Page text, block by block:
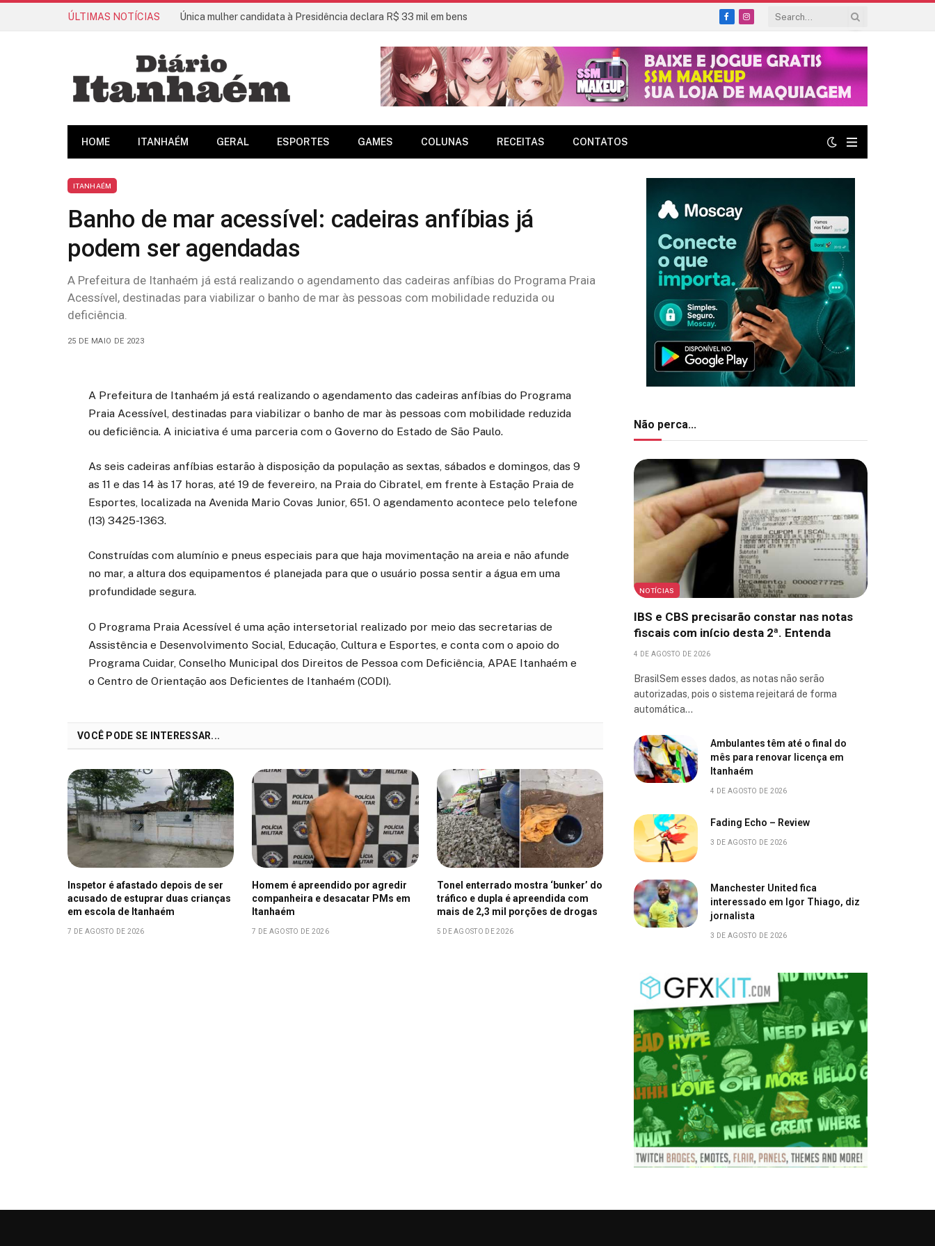
ÚLTIMAS NOTÍCIAS Única mulher candidata à Presidência declara R$ 33 mil em bens
FacebookInstagram
HOME ITANHAÉM GERAL ESPORTES GAMES COLUNAS RECEITAS CONTATOS
ITANHAÉM
Banho de mar acessível: cadeiras anfíbias já
podem ser agendadas
A Prefeitura de Itanhaém já está realizando o agendamento das cadeiras anfíbias do Programa Praia
Acessível, destinadas para viabilizar o banho de mar às pessoas com mobilidade reduzida ou
deficiência.
25 DE MAIO DE 2023
A Prefeitura de Itanhaém já está realizando o agendamento das cadeiras anfíbias do Programa
Praia Acessível, destinadas para viabilizar o banho de mar às pessoas com mobilidade reduzida
ou deficiência. A iniciativa é uma parceria com o Governo do Estado de São Paulo.
As seis cadeiras anfíbias estarão à disposição da população as sextas, sábados e domingos, das 9
as 11 e das 14 às 17 horas, até 19 de fevereiro, na Praia do Cibratel, em frente à Estação Praia de
Esportes, localizada na Avenida Mario Covas Junior, 651. O agendamento acontece pelo telefone
(13) 3425-1363.
Construídas com alumínio e pneus especiais para que haja movimentação na areia e não afunde
no mar, a altura dos equipamentos é planejada para que o usuário possa sentir a água em uma
profundidade segura.
O Programa Praia Acessível é uma ação intersetorial realizado por meio das secretarias de
Assistência e Desenvolvimento Social, Educação, Cultura e Esportes, e conta com o apoio do
Programa Cuidar, Conselho Municipal dos Direitos de Pessoa com Deficiência, APAE Itanhaém e
o Centro de Orientação aos Deficientes de Itanhaém (CODI).
VOCÊ PODE SE INTERESSAR...
Inspetor é afastado depois de ser
acusado de estuprar duas crianças
em escola de Itanhaém
7 DE AGOSTO DE 2026
Homem é apreendido por agredir
companheira e desacatar PMs em
Itanhaém
7 DE AGOSTO DE 2026
Tonel enterrado mostra ‘bunker’ do
tráfico e dupla é apreendida com
mais de 2,3 mil porções de drogas
5 DE AGOSTO DE 2026
Não perca...
NOTÍCIAS
IBS e CBS precisarão constar nas notas
fiscais com início desta 2ª. Entenda
4 DE AGOSTO DE 2026
BrasilSem esses dados, as notas não serão
autorizadas, pois o sistema rejeitará de forma
automática…
Ambulantes têm até o final do
mês para renovar licença em
Itanhaém
4 DE AGOSTO DE 2026
Fading Echo – Review
3 DE AGOSTO DE 2026
Manchester United fica
interessado em Igor Thiago, diz
jornalista
3 DE AGOSTO DE 2026